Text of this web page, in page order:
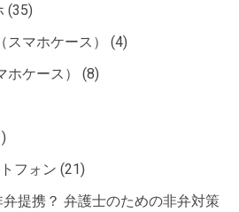
(35)
マホケース）
(4)
ケース）
(8)
フォン (21)
提携？ 弁護士のための非弁対策